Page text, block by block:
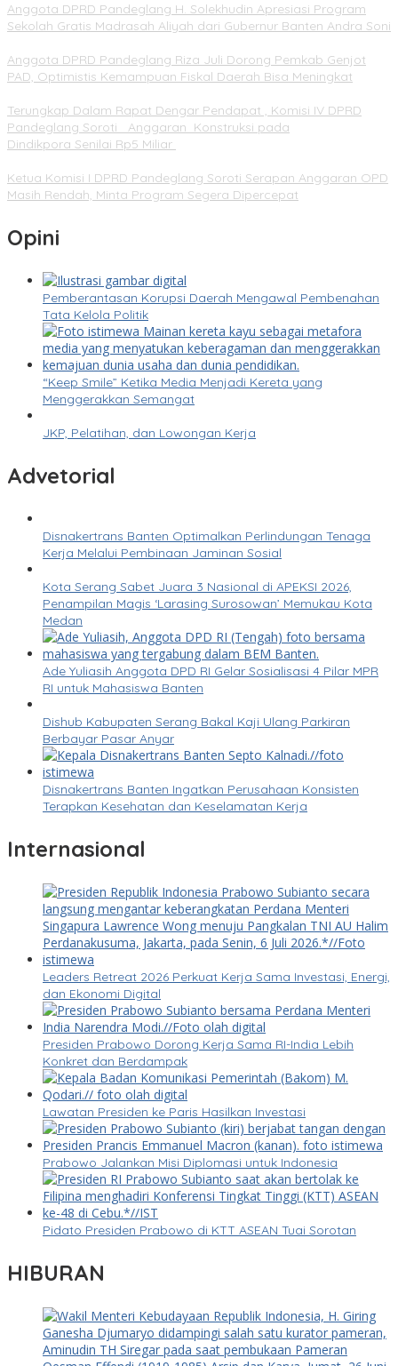
Anggota DPRD Pandeglang H. Solekhudin Apresiasi Program
Sekolah Gratis Madrasah Aliyah dari Gubernur Banten Andra Soni
Anggota DPRD Pandeglang Riza Juli Dorong Pemkab Genjot
PAD, Optimistis Kemampuan Fiskal Daerah Bisa Meningkat
Terungkap Dalam Rapat Dengar Pendapat , Komisi IV DPRD
Pandeglang Soroti Anggaran Konstruksi pada
Dindikpora Senilai Rp5 Miliar
Ketua Komisi I DPRD Pandeglang Soroti Serapan Anggaran OPD
Masih Rendah, Minta Program Segera Dipercepat
Opini
Pemberantasan Korupsi Daerah Mengawal Pembenahan
Tata Kelola Politik
“Keep Smile” Ketika Media Menjadi Kereta yang
Menggerakkan Semangat
JKP, Pelatihan, dan Lowongan Kerja
Advetorial
Disnakertrans Banten Optimalkan Perlindungan Tenaga
Kerja Melalui Pembinaan Jaminan Sosial
Kota Serang Sabet Juara 3 Nasional di APEKSI 2026,
Penampilan Magis ‘Larasing Surosowan’ Memukau Kota
Medan
Ade Yuliasih Anggota DPD RI Gelar Sosialisasi 4 Pilar MPR
RI untuk Mahasiswa Banten
Dishub Kabupaten Serang Bakal Kaji Ulang Parkiran
Berbayar Pasar Anyar
Disnakertrans Banten Ingatkan Perusahaan Konsisten
Terapkan Kesehatan dan Keselamatan Kerja
Internasional
Leaders Retreat 2026 Perkuat Kerja Sama Investasi, Energi,
dan Ekonomi Digital
Presiden Prabowo Dorong Kerja Sama RI-India Lebih
Konkret dan Berdampak
Lawatan Presiden ke Paris Hasilkan Investasi
Prabowo Jalankan Misi Diplomasi untuk Indonesia
Pidato Presiden Prabowo di KTT ASEAN Tuai Sorotan
HIBURAN